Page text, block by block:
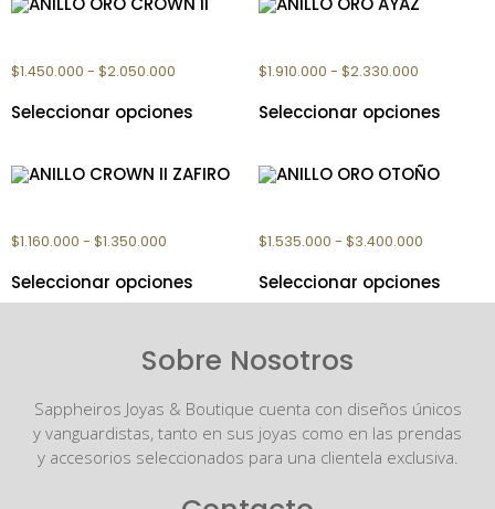
$1.450.000 - $2.050.000
Seleccionar opciones
$1.910.000 - $2.330.000
Seleccionar opciones
$1.160.000 - $1.350.000
Seleccionar opciones
$1.535.000 - $3.400.000
Seleccionar opciones
Sobre Nosotros
Sappheiros Joyas & Boutique cuenta con diseños únicos
y vanguardistas, tanto en sus joyas como en las prendas
y accesorios seleccionados para una clientela exclusiva.